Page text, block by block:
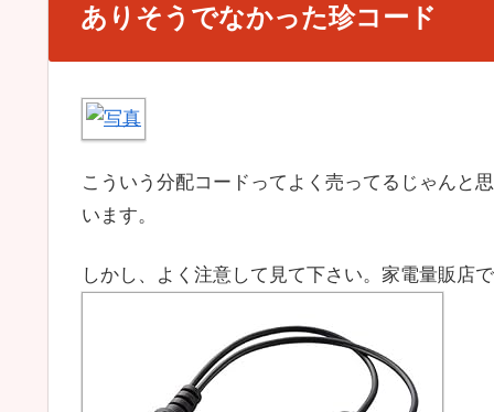
ありそうでなかった珍コード
こういう分配コードってよく売ってるじゃんと
います。
しかし、よく注意して見て下さい。家電量販店